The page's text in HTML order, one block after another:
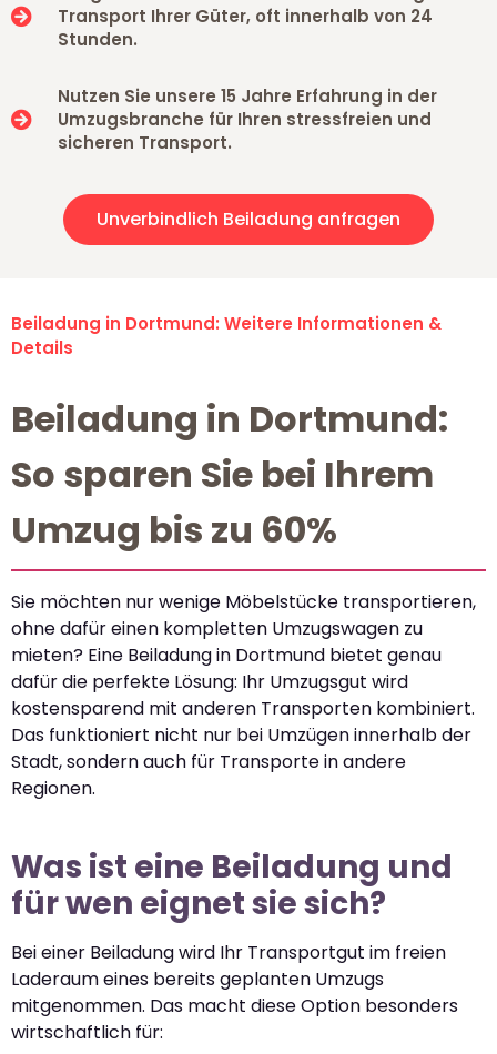
Transport Ihrer Güter, oft innerhalb von 24
Stunden.
Nutzen Sie unsere 15 Jahre Erfahrung in der
Umzugsbranche für Ihren stressfreien und
sicheren Transport.
Unverbindlich Beiladung anfragen
Beiladung in Dortmund: Weitere Informationen &
Details
Beiladung in Dortmund:
So sparen Sie bei Ihrem
Umzug bis zu 60%
Sie möchten nur wenige Möbelstücke transportieren,
ohne dafür einen kompletten Umzugswagen zu
mieten? Eine Beiladung in Dortmund bietet genau
dafür die perfekte Lösung: Ihr Umzugsgut wird
kostensparend mit anderen Transporten kombiniert.
Das funktioniert nicht nur bei Umzügen innerhalb der
Stadt, sondern auch für Transporte in andere
Regionen.
Was ist eine Beiladung und
für wen eignet sie sich?
Bei einer Beiladung wird Ihr Transportgut im freien
Laderaum eines bereits geplanten Umzugs
mitgenommen. Das macht diese Option besonders
wirtschaftlich für: